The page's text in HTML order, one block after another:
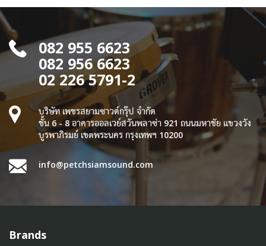
082 955 6623
082 956 6623
02 226 5791-2
บริษัท เพชรสยามซาวด์กรุ๊ป จำกัด
ชั้น 6 - 8 อาคารออลเวย์สวันพลาซ่า 921 ถนนมหาชัย แขวงวัง
บูรพาภิรมย์ เขตพระนคร กรุงเทพฯ 10200
info@petchsiamsound.com
Brands